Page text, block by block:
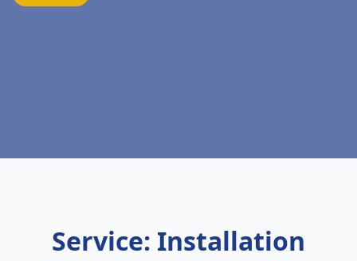
Service: Installation